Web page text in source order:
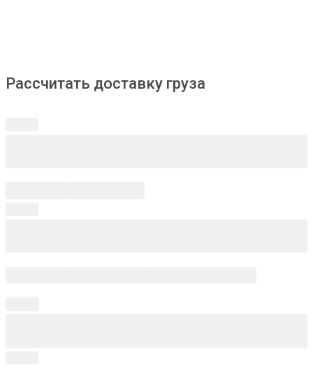
Рассчитать доставку груза